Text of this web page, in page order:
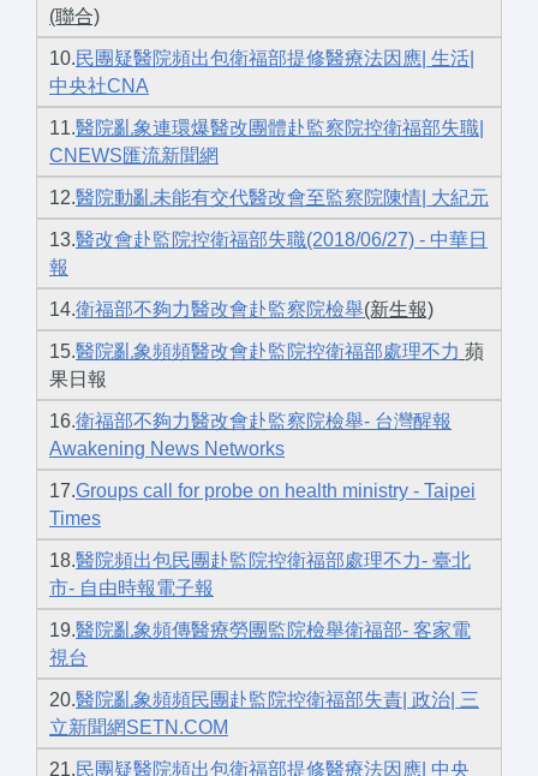
(聯合)
10.民團疑醫院頻出包衛福部提修醫療法因應| 生活|
中央社CNA
11.醫院亂象連環爆醫改團體赴監察院控衛福部失職|
CNEWS匯流新聞網
12.醫院動亂未能有交代醫改會至監察院陳情| 大紀元
13.醫改會赴監院控衛福部失職(2018/06/27) - 中華日
報
14.衛福部不夠力醫改會赴監察院檢舉(新生報)
15.醫院亂象頻頻醫改會赴監院控衛福部處理不力 蘋
果日報
16.衛福部不夠力醫改會赴監察院檢舉- 台灣醒報
Awakening News Networks
17.Groups call for probe on health ministry - Taipei
Times
18.醫院頻出包民團赴監院控衛福部處理不力- 臺北
市- 自由時報電子報
19.醫院亂象頻傳醫療勞團監院檢舉衛福部- 客家電
視台
20.醫院亂象頻頻民團赴監院控衛福部失責| 政治| 三
立新聞網SETN.COM
21.民團疑醫院頻出包衛福部提修醫療法因應| 中央